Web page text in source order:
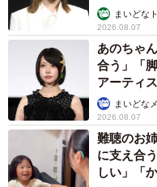
まいどな
2026.08.07
あのちゃ
合う」「
アーティ
まいどな
2026.08.07
難聴のお
に支え合
しい」「